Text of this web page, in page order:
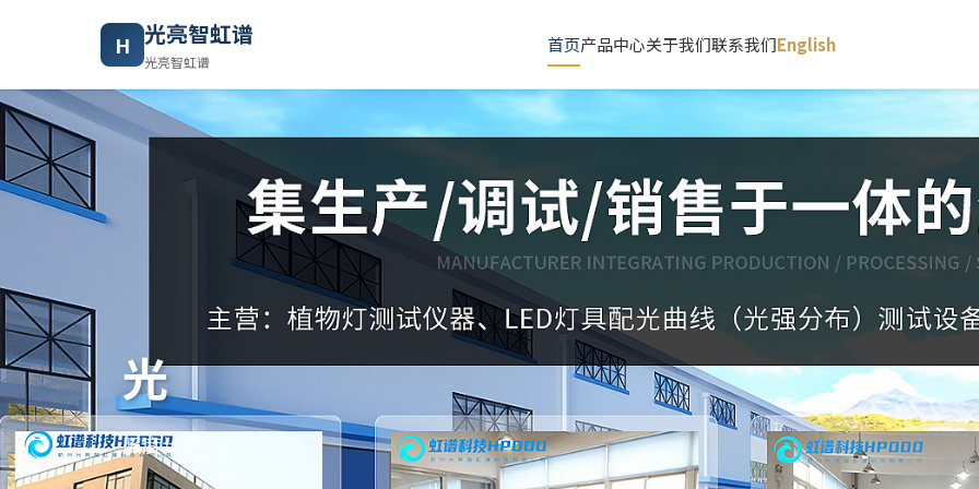
H 光亮智虹谱
光亮智虹谱
首页产品中心关于我们联系我们English
光
照度计